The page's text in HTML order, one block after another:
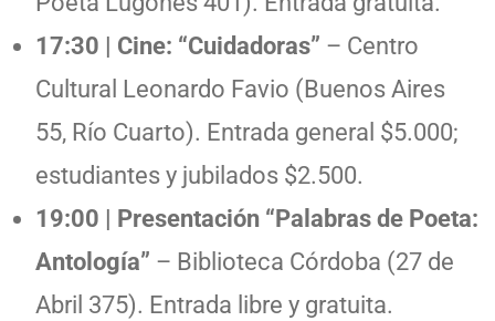
17:30 | Cine: “Cuidadoras” – Centro
Cultural Leonardo Favio (Buenos Aires
55, Río Cuarto). Entrada general $5.000;
estudiantes y jubilados $2.500.
19:00 | Presentación “Palabras de Poeta:
Antología” – Biblioteca Córdoba (27 de
Abril 375). Entrada libre y gratuita.